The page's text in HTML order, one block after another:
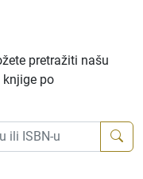
pretražiti našu
po